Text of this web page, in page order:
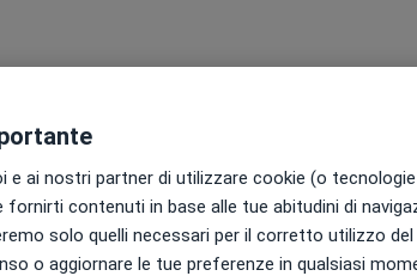
e ai nostri partner di utilizzare cookie (o
contenuti in base alle tue abitudini di
solo quelli necessari per il corretto utilizzo
o aggiornare le tue preferenze in qualsiasi